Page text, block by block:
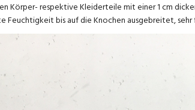
Körper- respektive Kleiderteile mit einer 1 cm
Feuchtigkeit bis auf die Knochen ausgebreitet, sehr